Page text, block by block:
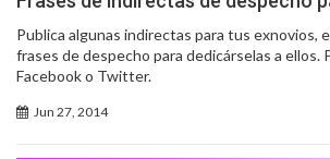
Publica algunas indirectas para tus exnovios,
frases de despecho para dedicárselas a ellos.
Facebook o Twitter.
Jun 27, 2014